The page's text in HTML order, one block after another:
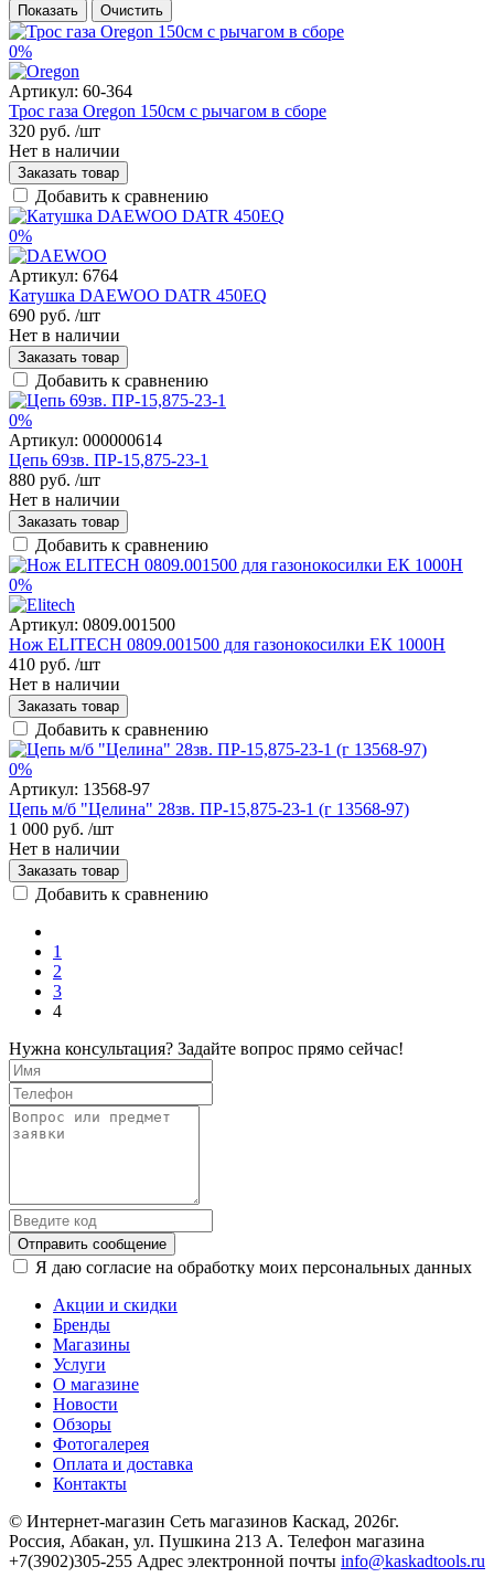
Показать Очистить
0%
Артикул: 60-364
Трос газа Oregon 150см с рычагом в сборе
320 руб. /шт
Нет в наличии
Заказать товар
Добавить к сравнению
0%
Артикул: 6764
Катушка DAEWOO DATR 450EQ
690 руб. /шт
Нет в наличии
Заказать товар
Добавить к сравнению
0%
Артикул: 000000614
Цепь 69зв. ПР-15,875-23-1
880 руб. /шт
Нет в наличии
Заказать товар
Добавить к сравнению
0%
Артикул: 0809.001500
Нож ELITECH 0809.001500 для газонокосилки ЕК 1000Н
410 руб. /шт
Нет в наличии
Заказать товар
Добавить к сравнению
0%
Артикул: 13568-97
Цепь м/б "Целина" 28зв. ПР-15,875-23-1 (г 13568-97)
1 000 руб. /шт
Нет в наличии
Заказать товар
Добавить к сравнению
1
2
3
4
Нужна консультация? Задайте вопрос прямо сейчас!
Отправить сообщение
Я даю согласие на обработку моих персональных данных
Акции и скидки
Бренды
Магазины
Услуги
О магазине
Новости
Обзоры
Фотогалерея
Оплата и доставка
Контакты
© Интернет-магазин Сеть магазинов Каскад, 2026г.
Россия, Абакан, ул. Пушкина 213 А. Телефон магазина
+7(3902)305-255 Адрес электронной почты info@kaskadtools.ru